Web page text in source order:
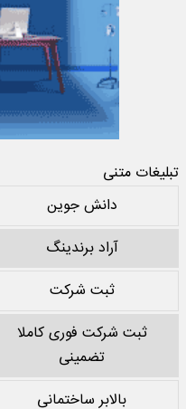
تبلیغات متنی
دانش جوین
آراد برندینگ
ثبت شرکت
ثبت شرکت فوری کاملا
تضمینی
بالابر ساختمانی